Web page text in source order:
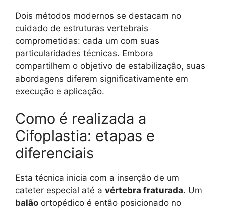
Dois métodos modernos se destacam no
cuidado de estruturas vertebrais
comprometidas: cada um com suas
particularidades técnicas. Embora
compartilhem o objetivo de estabilização, suas
abordagens diferem significativamente em
execução e aplicação.
Como é realizada a
Cifoplastia: etapas e
diferenciais
Esta técnica inicia com a inserção de um
cateter especial até a vértebra fraturada. Um
balão ortopédico é então posicionado no